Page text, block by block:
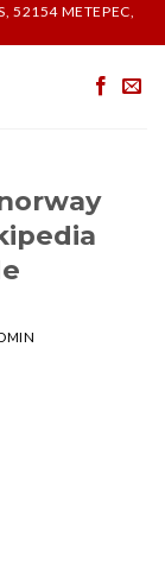
52154 METEPEC,